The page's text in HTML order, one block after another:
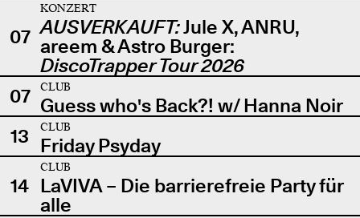
07
KONZERT
AUSVERKAUFT:Jule X, ANRU,
areem & Astro Burger:
DiscoTrapper Tour 2026
07
CLUB
Guess who's Back?! w/ Hanna Noir
13
CLUB
Friday Psyday
14
CLUB
LaVIVA – Die barrierefreie Party für
alle